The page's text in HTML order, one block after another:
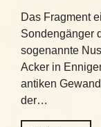
Das Fragment
Sondengänger
sogenannte
Acker in
antiken
der…